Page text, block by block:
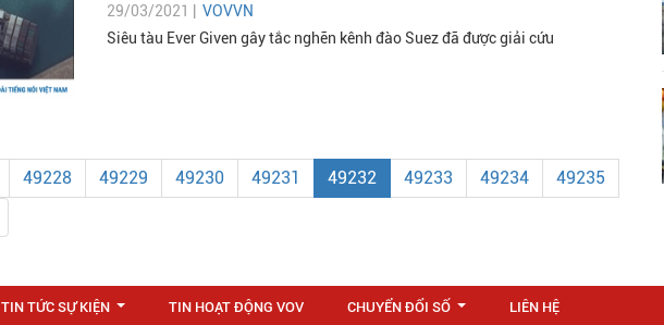
29/03/2021 | VOVVN
Siêu tàu Ever Given gây tắc nghẽn kênh đào Suez đã được giải cứu
49228 49229 49230 49231 49232 49233 49234
49235
TIN TỨC SỰ KIỆN TIN HOẠT ĐỘNG VOV CHUYỂN ĐỔI SỐ LIÊN HỆ